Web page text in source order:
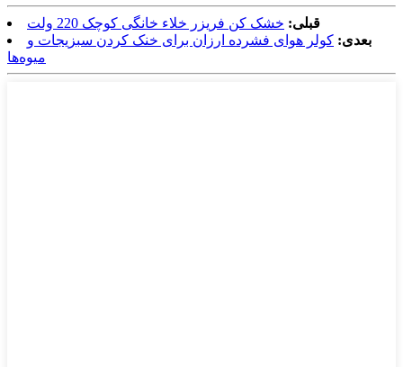
قبلی: خشک کن فریزر خلاء خانگی کوچک 220 ولت
بعدی: کولر هوای فشرده ارزان برای خنک کردن سبزیجات و
میوه‌ها